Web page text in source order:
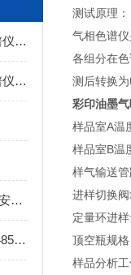
糕点包装溶剂残留检测气相色谱仪——仪器简介
糕点包装溶剂残留检测气相色谱仪的详细介绍
MED-01医药包装性能测试仪：安瓿瓶折断力测试原理与技术解析
纸箱抗压强度试验机符合GB/T4857.4标准精准助力食品纸箱质量检测
测试原理：
气相色谱
各组分在
测后转换
彩印油墨
样品室A
样品室B
样气输送
进样切换
定量环进
顶空瓶规
样品分析